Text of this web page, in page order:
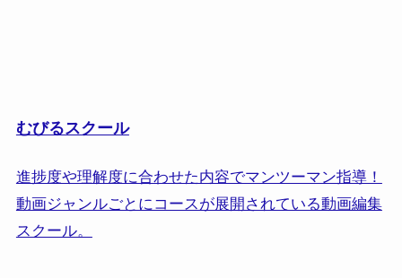
むびるスクール
進捗度や理解度に合わせた内容でマンツーマン指導！
動画ジャンルごとにコースが展開されている動画編集
スクール。